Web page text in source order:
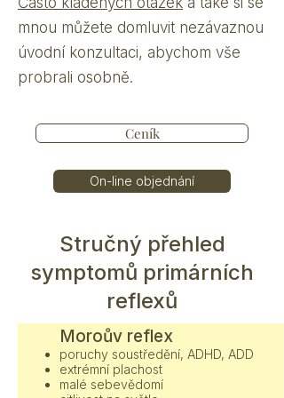
mnou můžete domluvit nezávaznou
úvodní konzultaci, abychom vše
probrali osobně.
Ceník
On-line objednání
Stručný přehled
symptomů primárních
reflexů
Moroův reflex
poruchy soustředění, ADHD, ADD
extrémní plachost
malé sebevědomí